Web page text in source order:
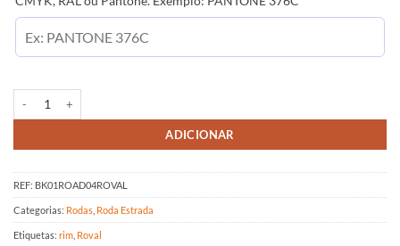
ADICIONAR
REF: BK01ROAD04ROVAL
Categorias: Rodas Roda Estrada
Etiquetas: rim Roval